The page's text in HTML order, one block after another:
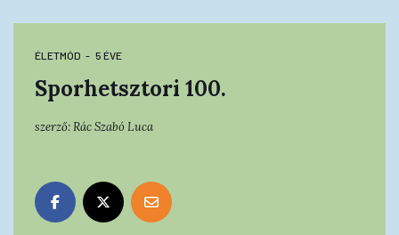
ÉLETMÓD 5 ÉVE
Sporhetsztori 100.
szerző:Rác Szabó Luca